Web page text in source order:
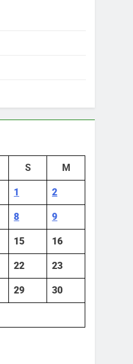
S M
1 2
8 9
15 16
22 23
29 30